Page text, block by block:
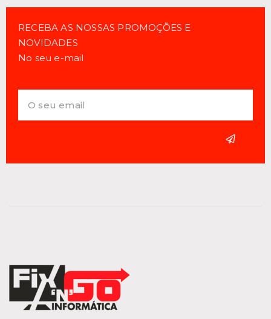
RECEBA AS NOSSAS PROMOÇÕES E
NOVIDADES
No seu e-mail